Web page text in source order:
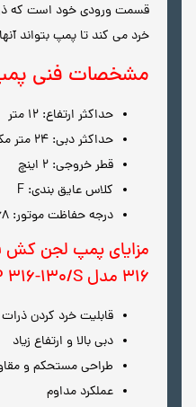
قسمت ورودی خود است که
خرد می کند تا پمپ بتواند
مشخصات فنی
حداکثر ارتفاع: 12 متر
حداکثر دبی: 24 متر مکعب بر ساعت
قطر خروجی: 2 اینچ
کلاس عایق بندی: F
درجه حفاظت موتور: IP 68
مزایای پمپ لجن کش
316 مدل TP 316-130/S
قابلیت خرد کردن ذرات جامد
دبی بالا و ارتفاع زیاد
طراحی مستحکم و
عملکرد مداوم